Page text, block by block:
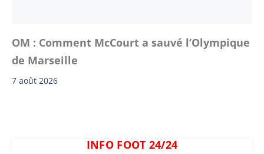
OM : Comment McCourt a sauvé l’Olympique
de Marseille
7 août 2026
INFO FOOT 24/24